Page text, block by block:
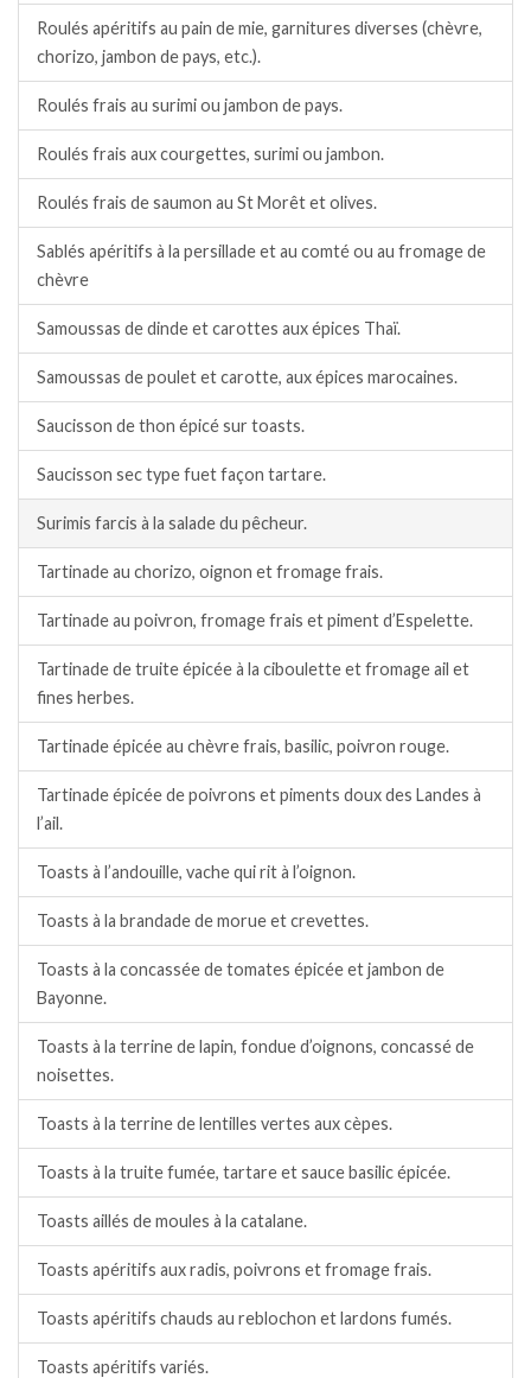
Roulés apéritifs au pain de mie, garnitures diverses (chèvre,
chorizo, jambon de pays, etc.).
Roulés frais au surimi ou jambon de pays.
Roulés frais aux courgettes, surimi ou jambon.
Roulés frais de saumon au St Morêt et olives.
Sablés apéritifs à la persillade et au comté ou au fromage de
chèvre
Samoussas de dinde et carottes aux épices Thaï.
Samoussas de poulet et carotte, aux épices marocaines.
Saucisson de thon épicé sur toasts.
Saucisson sec type fuet façon tartare.
Surimis farcis à la salade du pêcheur.
Tartinade au chorizo, oignon et fromage frais.
Tartinade au poivron, fromage frais et piment d’Espelette.
Tartinade de truite épicée à la ciboulette et fromage ail et
fines herbes.
Tartinade épicée au chèvre frais, basilic, poivron rouge.
Tartinade épicée de poivrons et piments doux des Landes à
l’ail.
Toasts à l’andouille, vache qui rit à l’oignon.
Toasts à la brandade de morue et crevettes.
Toasts à la concassée de tomates épicée et jambon de
Bayonne.
Toasts à la terrine de lapin, fondue d’oignons, concassé de
noisettes.
Toasts à la terrine de lentilles vertes aux cèpes.
Toasts à la truite fumée, tartare et sauce basilic épicée.
Toasts aillés de moules à la catalane.
Toasts apéritifs aux radis, poivrons et fromage frais.
Toasts apéritifs chauds au reblochon et lardons fumés.
Toasts apéritifs variés.